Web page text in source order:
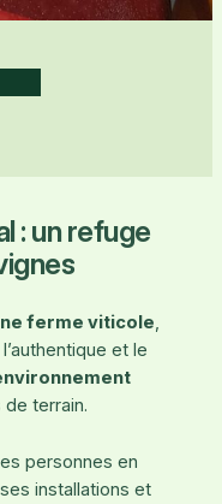
: un refuge
ferme viticole,
et le
de terrain.
personnes en
installations et